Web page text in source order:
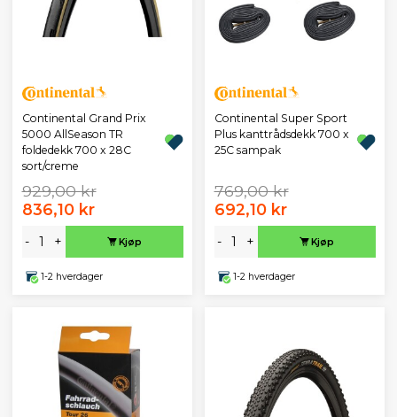
Continental Grand Prix
5000 AllSeason TR
foldedekk 700 x 28C
sort/creme
929,00 kr
836,10 kr
- + Kjøp
1-2 hverdager
Continental Super Sport
Plus kanttrådsdekk 700 x
25C sampak
769,00 kr
692,10 kr
- + Kjøp
1-2 hverdager